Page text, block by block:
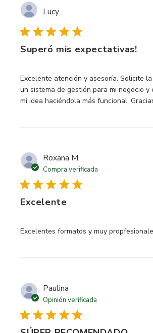
Lucy
Superó mis expectativas!
Excelente atención y asesoría. Solicite
un sistema de gestión para mi negocio y
mi idea haciéndola más funcional.
read more about review content
Roxana M.
Compra verificada
Excelente
Excelentes formatos y muy
read more about review content
Paulina
Opinión verificada